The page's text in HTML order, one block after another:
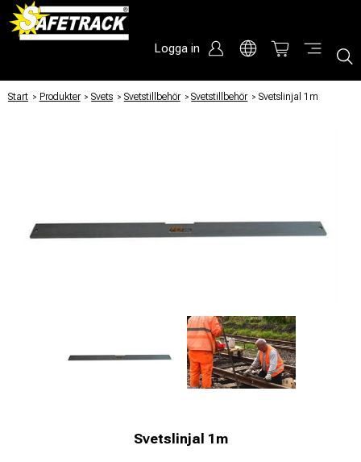
Logga in
Start / Produkter / Svets / Svetstillbehör / Svetstillbehör / Svetslinjal 1m
Svetslinjal 1m